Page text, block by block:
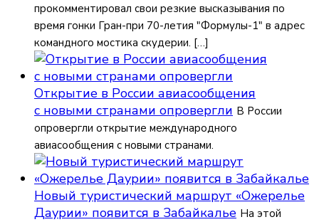
прокомментировал свои резкие высказывания по
время гонки Гран-при 70-летия "Формулы-1" в адрес
командного мостика скудерии. […]
Открытие в России авиасообщения
с новыми странами опровергли В России
опровергли открытие международного
авиасообщения с новыми странами.
Новый туристический маршрут «Ожерелье
Даурии» появится в Забайкалье На этой